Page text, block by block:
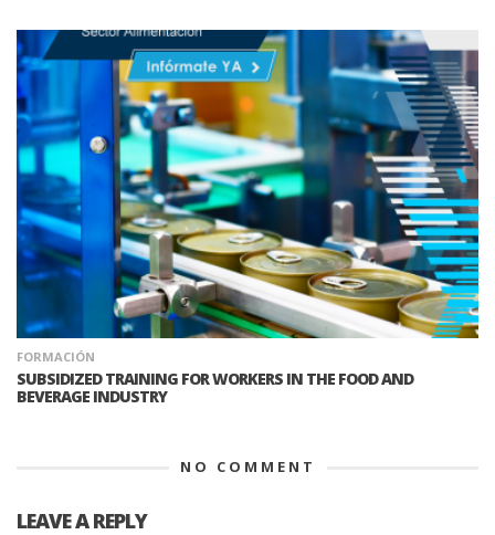
FORMACIÓN
SUBSIDIZED TRAINING FOR WORKERS IN THE FOOD AND
BEVERAGE INDUSTRY
NO COMMENT
LEAVE A REPLY